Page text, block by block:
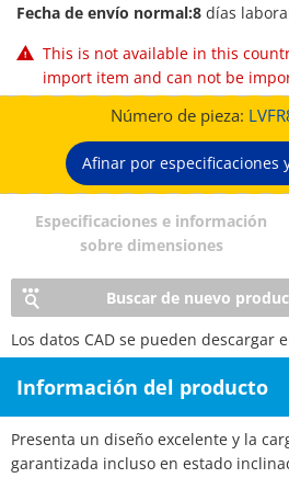
Fecha de envío normal:8 días
This is not available in this
import item and can not be
Número de pieza:
Afinar por especificaciones
Especificaciones e información
sobre dimensiones
Buscar de nuevo
Los datos CAD se pueden descargar
Información del producto
Presenta un diseño excelente y la
garantizada incluso en estado